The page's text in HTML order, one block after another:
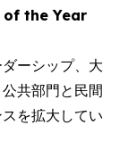
of the Year
ーシップ、大
共部門と民間
を拡大してい